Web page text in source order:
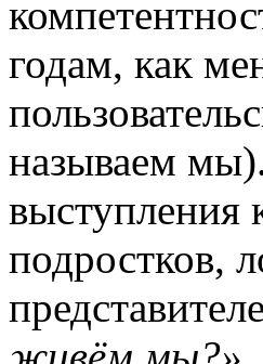
годам, как
называем
выступления
подростков,